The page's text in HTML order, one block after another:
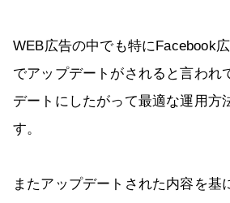
WEB広告の中でも特にFacebook
でアップデートがされると言われ
デートにしたがって最適な運用方
す。
またアップデートされた内容を基